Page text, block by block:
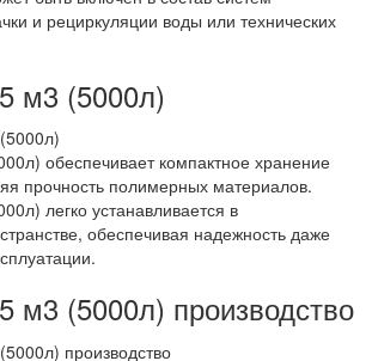
и рециркуляции воды или технических
м3 (5000л)
обеспечивает компактное хранение
прочность полимерных материалов.
легко устанавливается в
обеспечивая надежность даже
м3 (5000л) производство